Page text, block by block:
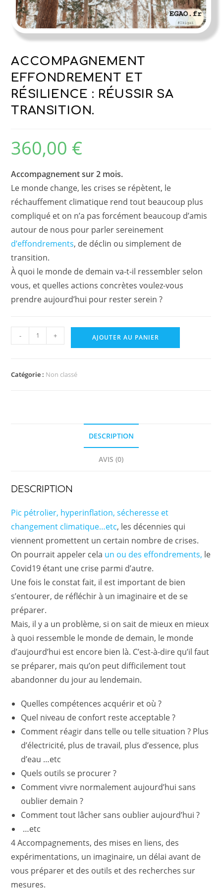
ACCOMPAGNEMENT
EFFONDREMENT ET
RÉSILIENCE : RÉUSSIR SA
TRANSITION.
360,00 €
Accompagnement sur 2 mois.
Le monde change, les crises se répètent, le
réchauffement climatique rend tout beaucoup plus
compliqué et on n’a pas forcément beaucoup d’amis
autour de nous pour parler sereinement
d’effondrements, de déclin ou simplement de
transition.
À quoi le monde de demain va-t-il ressembler selon
vous, et quelles actions concrètes voulez-vous
prendre aujourd’hui pour rester serein ?
quantité
de
- + AJOUTER AU PANIER
Catégorie : Non classé
DESCRIPTION
AVIS (0)
DESCRIPTION
Pic pétrolier, hyperinflation, sécheresse et
changement climatique…etc, les décennies qui
viennent promettent un certain nombre de crises.
On pourrait appeler cela un ou des effondrements, le
Covid19 étant une crise parmi d’autre.
Une fois le constat fait, il est important de bien
s’entourer, de réfléchir à un imaginaire et de se
préparer.
Mais, il y a un problème, si on sait de mieux en mieux
à quoi ressemble le monde de demain, le monde
d’aujourd’hui est encore bien là. C’est-à-dire qu’il faut
se préparer, mais qu’on peut difficilement tout
abandonner du jour au lendemain.
Quelles compétences acquérir et où ?
Quel niveau de confort reste acceptable ?
Comment réagir dans telle ou telle situation ? Plus
d’électricité, plus de travail, plus d’essence, plus
d’eau …etc
Quels outils se procurer ?
Comment vivre normalement aujourd’hui sans
oublier demain ?
Comment tout lâcher sans oublier aujourd’hui ?
…etc
4 Accompagnements, des mises en liens, des
expérimentations, un imaginaire, un délai avant de
vous préparer et des outils et des recherches sur
mesures.